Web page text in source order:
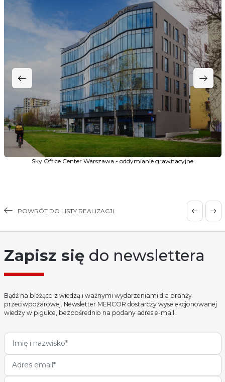
Sky Office Center Warszawa - oddymianie grawitacyjne
POWRÓT DO LISTY REALIZACJI
Zapisz się do newslettera
Bądź na bieżąco z wiedzą i ważnymi wydarzeniami dla branży
przeciwpożarowej. Newsletter MERCOR dostarczy wyselekcjonowanej
wiedzy w pigułce, bezpośrednio na podany adres e-mail.